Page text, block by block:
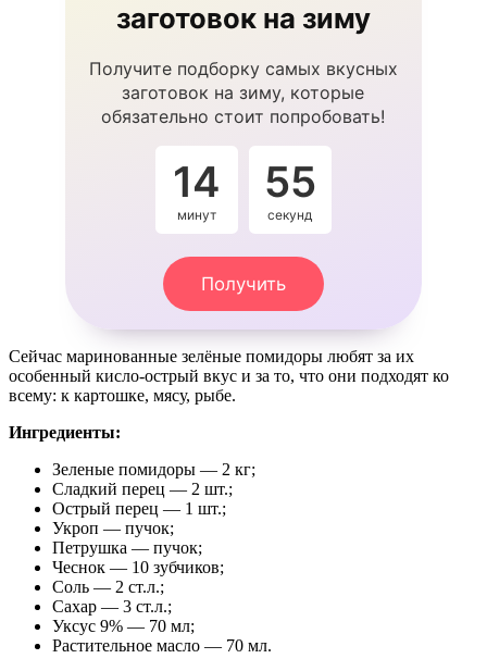
заготовок на зиму
Получите подборку самых вкусных
заготовок на зиму, которые
обязательно стоит попробовать!
14
минут
54
секунды
Получить
Сейчас маринованные зелёные помидоры любят за их
особенный кисло-острый вкус и за то, что они подходят ко
всему: к картошке, мясу, рыбе.
Ингредиенты:
Зеленые помидоры — 2 кг;
Сладкий перец — 2 шт.;
Острый перец — 1 шт.;
Укроп — пучок;
Петрушка — пучок;
Чеснок — 10 зубчиков;
Соль — 2 ст.л.;
Сахар — 3 ст.л.;
Уксус 9% — 70 мл;
Растительное масло — 70 мл.